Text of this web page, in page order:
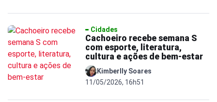
Cidades
Cachoeiro recebe semana S
com esporte, literatura,
cultura e ações de bem-estar
Kimberlly Soares
11/05/2026, 16h51